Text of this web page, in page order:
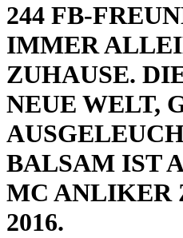
244 FB-
IMMER
ZUHAUSE.
NEUE WELT,
BALSAM IST
MC ANLIKER
2016.